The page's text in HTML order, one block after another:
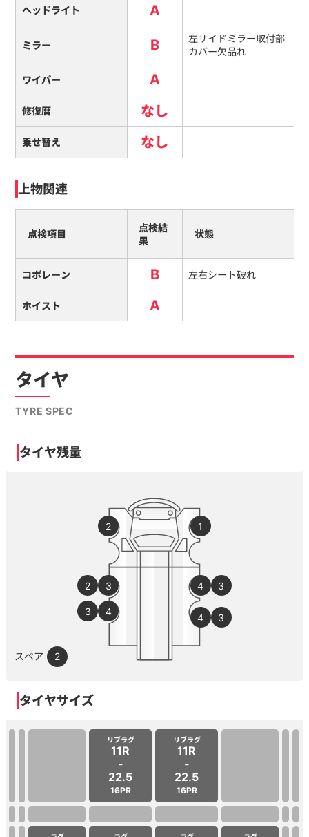
ヘッドライト A
ミラー B
左サイドミラー取付部
カバー欠品れ
ワイパー A
修復暦 なし
乗せ替え なし
上物関連
点検項目
点検結
果
状態
コボレーン B 左右シート破れ
ホイスト A
タイヤ
TYRE SPEC
タイヤ残量
2 1
3
2 4 3
4
3
4 3
スペア 2
タイヤサイズ
リブラグ
11R
-
22.5
16PR
リブラグ
11R
-
22.5
16PR